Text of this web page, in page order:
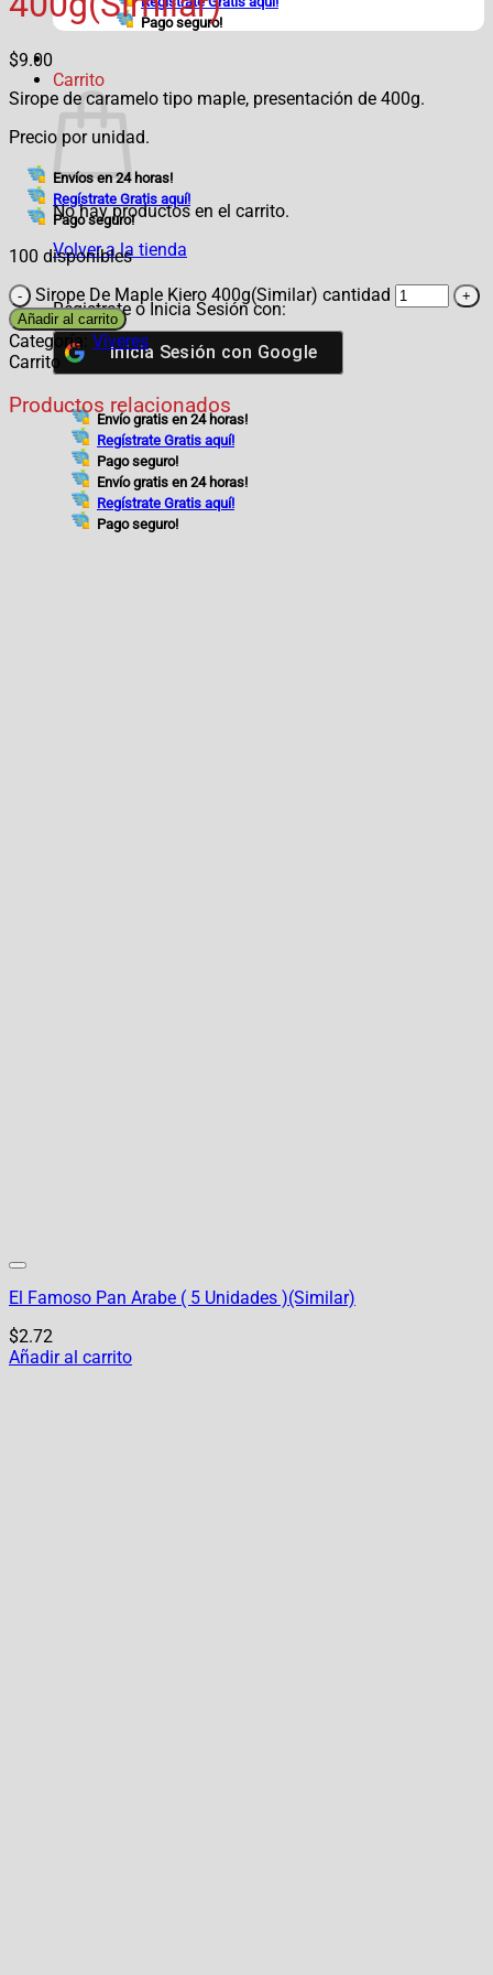
Pago seguro!
Carrito
No hay productos en el carrito.
Volver a la tienda
Registrate o Inicia Sesión con:
Inicia Sesión con Google
Envío gratis en 24 horas!
Regístrate Gratis aquí!
Pago seguro!
Envío gratis en 24 horas!
Regístrate Gratis aquí!
Pago seguro!
$9.00
Sirope de caramelo tipo maple, presentación de 400g.
Precio por unidad.
Envíos en 24 horas!
Regístrate Gratis aquí!
Pago seguro!
100 disponibles
Sirope De Maple Kiero 400g(Similar) cantidad
Añadir al carrito
Categoría: Víveres
Carrito
Productos relacionados
El Famoso Pan Arabe ( 5 Unidades )(Similar)
$2.72
Añadir al carrito